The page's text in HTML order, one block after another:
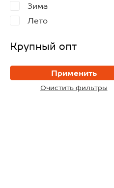
Зима
Лето
Крупный опт